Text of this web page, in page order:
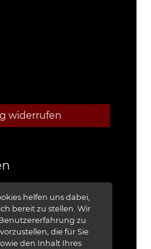
helfen uns dabei,
bereit zu stellen. Wir
zu
die für Sie
den Inhalt Ihres
widerrufen
Jeep®